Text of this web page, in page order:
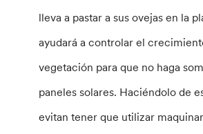
lleva a pastar a sus ovejas en la
ayudará a controlar el
vegetación para que no haga
paneles solares. Haciéndolo de
evitan tener que utilizar